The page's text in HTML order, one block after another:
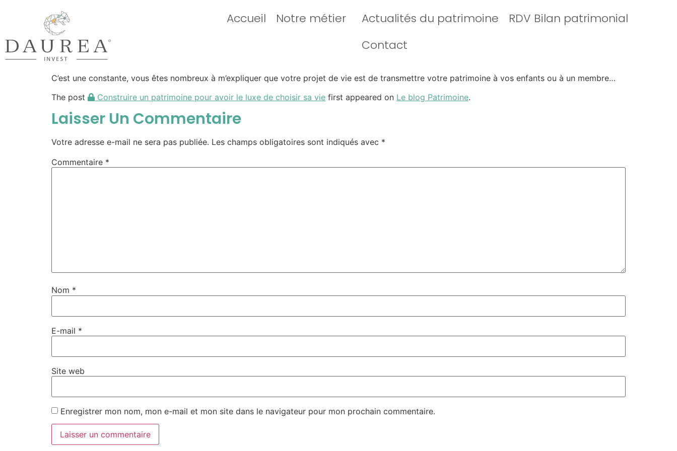
Accueil Notre métier Actualités du patrimoine
RDV Bilan patrimonial
Contact
C’est une constante, vous êtes nombreux à m’expliquer que votre projet de vie est de transmettre votre patrimoine à vos enfants ou à un membre…
The post
Construire un patrimoine pour avoir le luxe de choisir sa vie first appeared on Le blog Patrimoine.
Laisser Un Commentaire
Votre adresse e-mail ne sera pas publiée. Les champs obligatoires sont indiqués avec *
Commentaire *
Nom *
E-mail *
Site web
Enregistrer mon nom, mon e-mail et mon site dans le navigateur pour mon prochain commentaire.